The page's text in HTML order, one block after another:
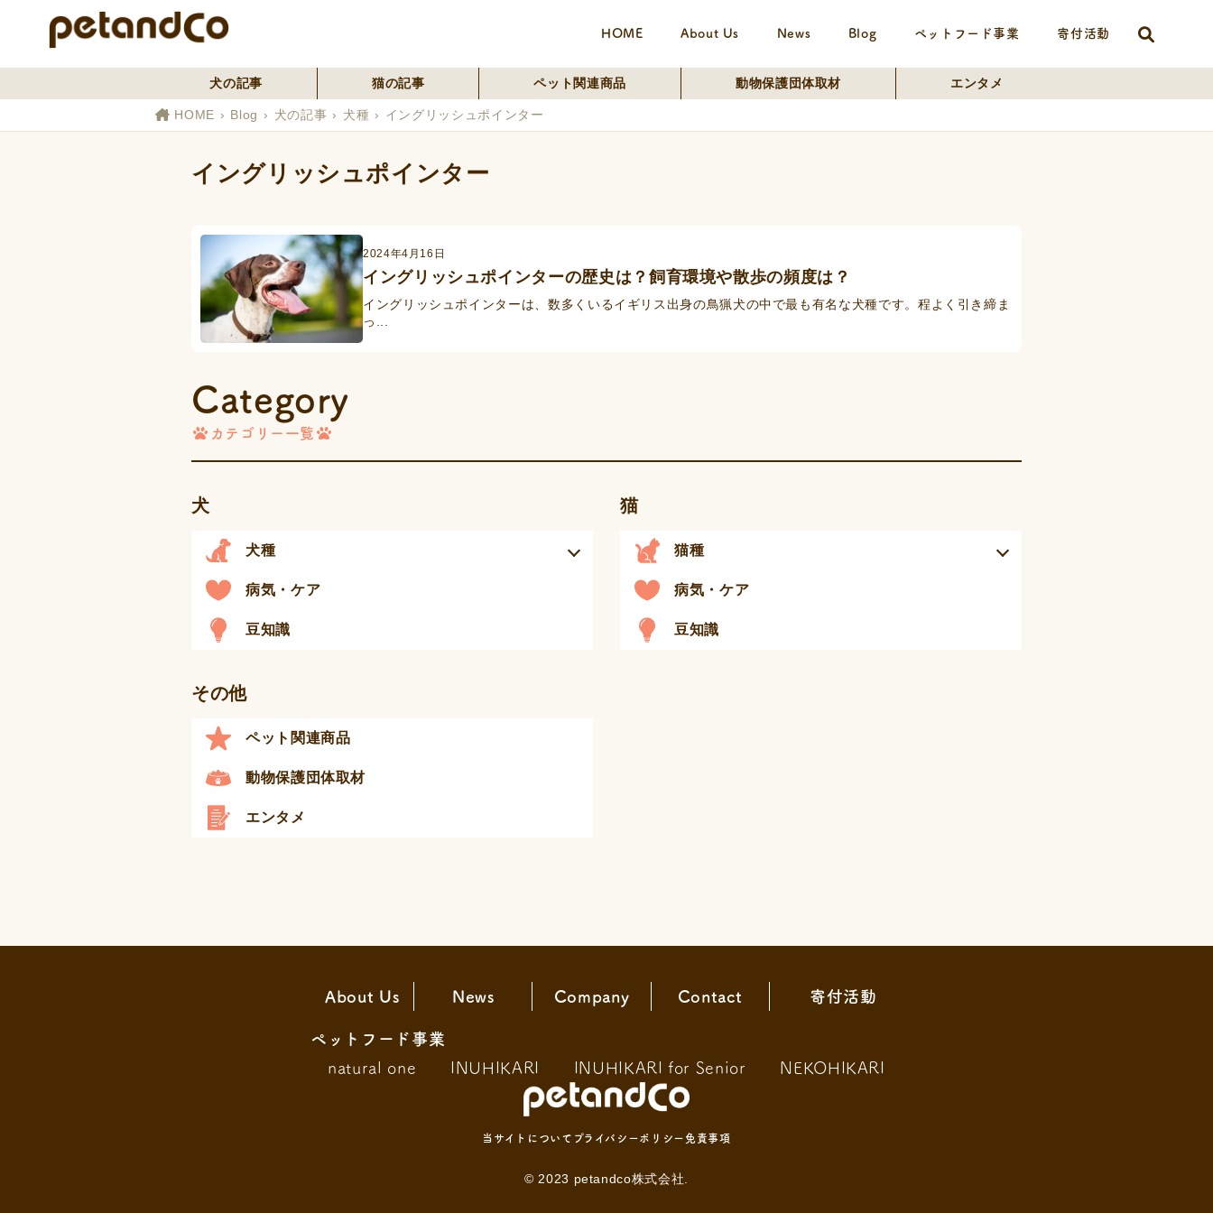
HOME About Us News Blog ペットフード事業 寄付活動
犬の記事 猫の記事 ペット関連商品 動物保護団体取材 エンタメ
HOME Blog 犬の記事 犬種 イングリッシュポインター
イングリッシュポインター
2024年4月16日
イングリッシュポインターの歴史は？飼育環境や散歩の頻度は？
イングリッシュポインターは、数多くいるイギリス出身の鳥猟犬の中で最も有名な犬種です。程よく引き締ま
っ...
Category
カテゴリー一覧
犬
犬種
病気・ケア
豆知識
猫
猫種
病気・ケア
豆知識
その他
ペット関連商品
動物保護団体取材
エンタメ
About Us News Company Contact 寄付活動
ペットフード事業
natural one
INUHIKARI INUHIKARI for Senior NEKOHIKARI
当サイトについて プライバシーポリシー 免責事項
© 2023 petandco株式会社.